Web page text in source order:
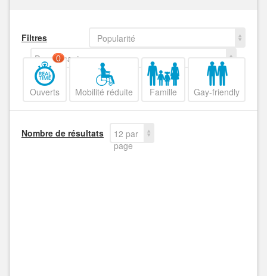
Filtres
Popularité
Decroissant
Ouverts
0
Mobilité réduite Famille Gay-friendly
Nombre de résultats
12 par
page